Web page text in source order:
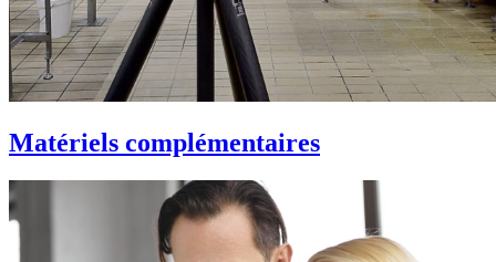
Matériels complémentaires